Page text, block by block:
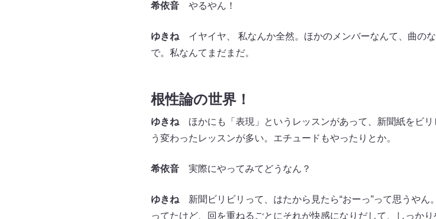
希依音やるやん！
ゆきねイヤイヤ、 私なんか全然。ほかのメンバーなんて、曲の
で。私なんてまだまだ。
根性論の世界！
ゆきね ほかにも「表現」というレッスンがあって、新聞紙をビ
う変わったレッスンが多い。エチュードもやったりとか。
希依音実際にやってみてどうなん？
ゆきね新聞ビリビリって、はたから見たら“おーっ”って思うやん
ってたけど、回を重ねるごとにそれが快感になりだして、しっかり